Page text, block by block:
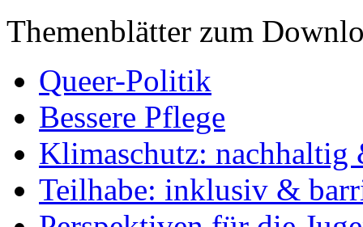
Themenblätter zum
Queer-Politik
Bessere Pflege
Klimaschutz: nachhaltig
Teilhabe: inklusiv &